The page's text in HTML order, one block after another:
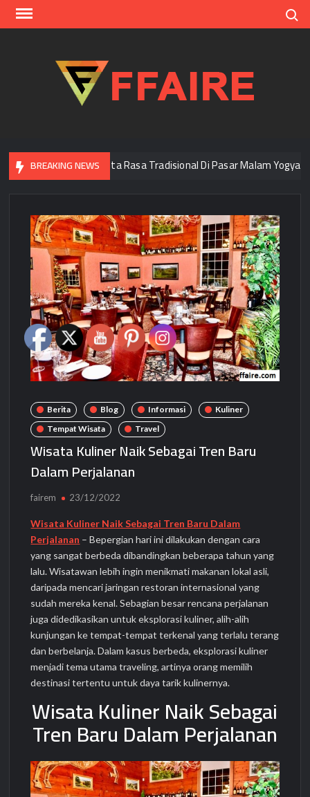
Skip
BREAKING NEWS
Menjelajah Cita Rasa Tradisional Di Pasar Malam Yogyakarta
Berita Blog Informasi
Kuliner
Tempat Wisata
Travel
Wisata Kuliner Naik Sebagai Tren Baru
Dalam Perjalanan
fairem 23/12/2022
Wisata Kuliner Naik Sebagai Tren Baru Dalam
Perjalanan – Bepergian hari ini dilakukan dengan cara
yang sangat berbeda dibandingkan beberapa tahun yang
lalu. Wisatawan lebih ingin menikmati makanan lokal asli,
daripada mencari jaringan restoran internasional yang
sudah mereka kenal. Sebagian besar rencana perjalanan
juga didedikasikan untuk eksplorasi kuliner, alih-alih
kunjungan ke tempat-tempat terkenal yang terlalu terang
dan berbelanja. Dalam kasus berbeda, eksplorasi kuliner
menjadi tema utama traveling, artinya orang memilih
destinasi tertentu untuk daya tarik kulinernya.
Wisata Kuliner Naik Sebagai
Tren Baru Dalam Perjalanan